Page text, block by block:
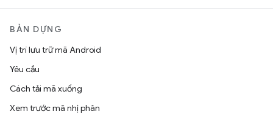
BẢN DỰNG
Vị trí lưu trữ mã Android
Yêu cầu
Cách tải mã xuống
Xem trước mã nhị phân